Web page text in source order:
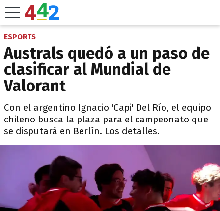
ESPORTS
Australs quedó a un paso de
clasificar al Mundial de
Valorant
Con el argentino Ignacio 'Capi' Del Río, el equipo
chileno busca la plaza para el campeonato que
se disputará en Berlín. Los detalles.